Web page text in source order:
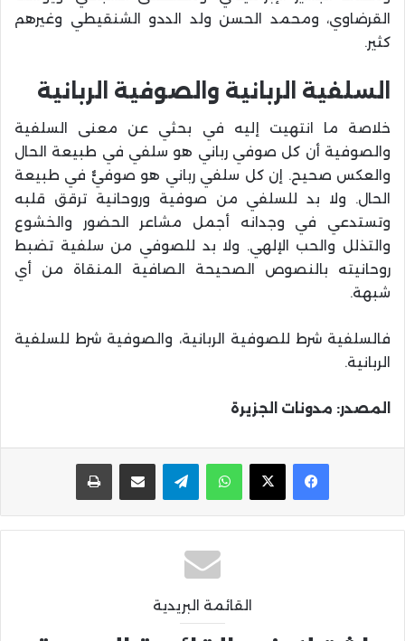
القرضاوي، ومحمد الحسن ولد الددو الشنقيطي وغيرهم
كثير.
السلفية الربانية والصوفية الربانية
خلاصة ما انتهيت إليه في بحثي عن معنى السلفية
والصوفية أن كل صوفي رباني هو سلفي في طبيعة الحال
والعكس صحيح. إن كل سلفي رباني هو صوفيٌّ في طبيعة
الحال. ولا بد للسلفي من صوفية وروحانية ترقق قلبه
وتستدعي في وجدانه أجمل مشاعر الحضور والخشوع
والتذلل والحب الإلهي. ولا بد للصوفي من سلفية تضبط
روحانيته بالنصوص الصحيحة الصافية المنقاة من أي
شبهة.
فالسلفية شرط للصوفية الربانية، والصوفية شرط للسلفية
الربانية.
المصدر: مدونات الجزيرة
واتساب تيلقرام مشاركة عبر البريد
القائمة البريدية